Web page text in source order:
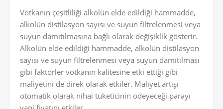
Votkanın çeşitliliği alkolün elde edildiği hammadde,
alkolün distilasyon sayısı ve suyun filtrelenmesi veya
suyun damıtılmasına bağlı olarak değişiklik gösterir.
Alkolün elde edildiği hammadde, alkolün distilasyon
sayısı ve suyun filtrelenmesi veya suyun damıtılması
gibi faktörler votkanın kalitesine etki ettiği gibi
maliyetini de direk olarak etkiler. Maliyet artışı
otomatik olarak nihai tüketicinin ödeyeceği parayı